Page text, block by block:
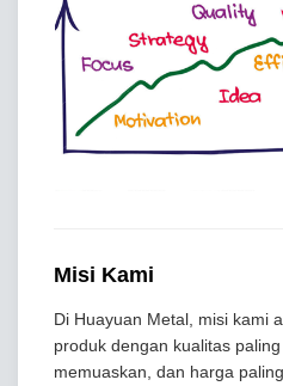
Misi Kami
Di Huayuan Metal, misi kami
produk dengan kualitas
memuaskan, dan harga